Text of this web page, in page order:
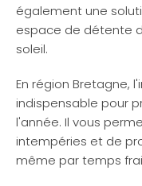
également une
espace de détente
soleil.
En région Bretagne,
indispensable pour
l'année. Il vous
intempéries et de
même par temps